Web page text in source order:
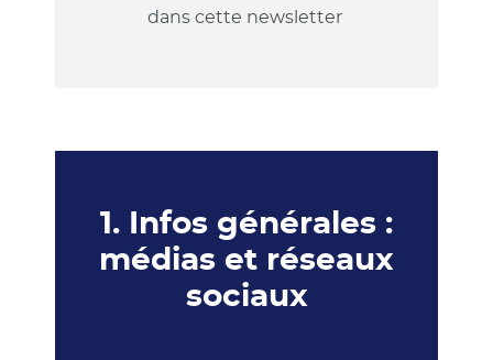
dans cette newsletter
1. Infos générales :
médias et réseaux
sociaux